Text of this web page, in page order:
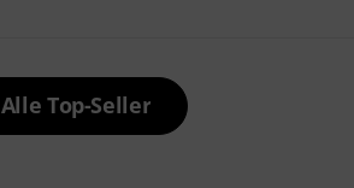
Alle Top-Seller